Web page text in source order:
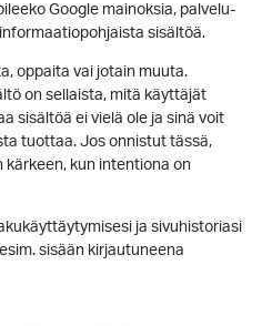
Google mainoksia, palvelu-
sisältöä.
oppaita vai jotain muuta.
on sellaista, mitä käyttäjät
sisältöä ei vielä ole ja sinä voit
tuottaa. Jos onnistut tässä,
kärkeen, kun intentiona on
ja sivuhistoriasi
sisään kirjautuneena